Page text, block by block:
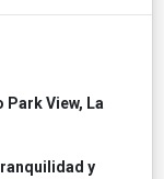
Park View, La
y